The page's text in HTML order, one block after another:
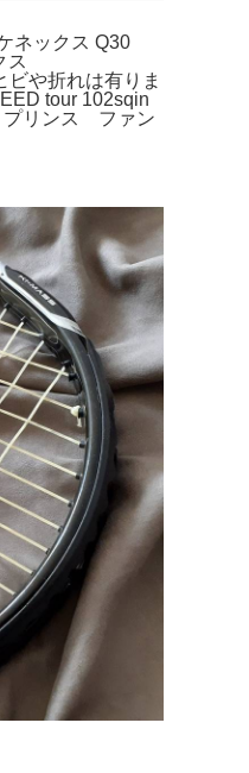
ネックス Q30
ス
や折れは有りま
tour 102sqin
プリンス ファン